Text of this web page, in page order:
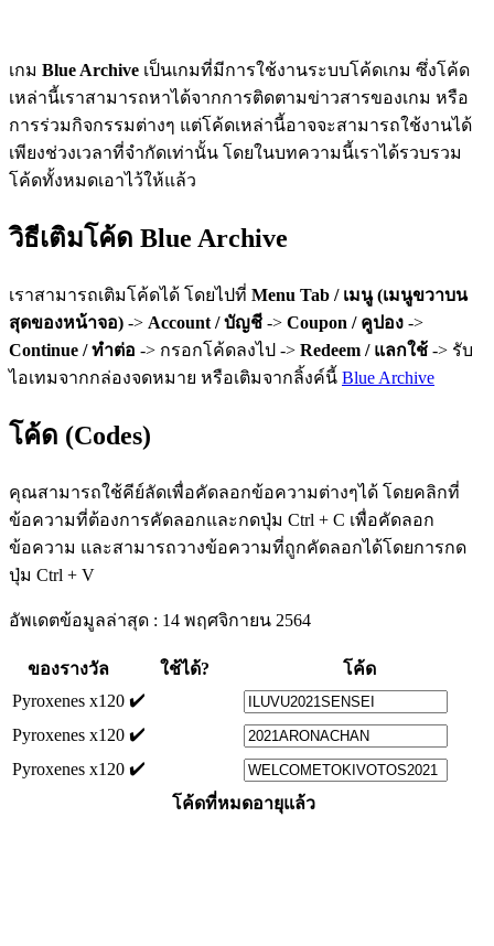
เกม Blue Archive เป็นเกมที่มีการใช้งานระบบโค้ดเกม ซึ่งโค้ด
เหล่านี้เราสามารถหาได้จากการติดตามข่าวสารของเกม หรือ
การร่วมกิจกรรมต่างๆ แต่โค้ดเหล่านี้อาจจะสามารถใช้งานได้
เพียงช่วงเวลาที่จำกัดเท่านั้น โดยในบทความนี้เราได้รวบรวม
โค้ดทั้งหมดเอาไว้ให้แล้ว
วิธีเติมโค้ด Blue Archive
เราสามารถเติมโค้ดได้ โดยไปที่ Menu Tab / เมนู (เมนูขวาบน
สุดของหน้าจอ) -> Account / บัญชี -> Coupon / คูปอง ->
Continue / ทำต่อ -> กรอกโค้ดลงไป -> Redeem / แลกใช้ -> รับ
ไอเทมจากกล่องจดหมาย หรือเติมจากลิ้งค์นี้ Blue Archive
โค้ด (Codes)
คุณสามารถใช้คีย์ลัดเพื่อคัดลอกข้อความต่างๆได้ โดยคลิกที่
ข้อความที่ต้องการคัดลอกและกดปุ่ม Ctrl + C เพื่อคัดลอก
ข้อความ และสามารถวางข้อความที่ถูกคัดลอกได้โดยการกด
ปุ่ม Ctrl + V
อัพเดตข้อมูลล่าสุด : 14 พฤศจิกายน 2564
ของรางวัล ใช้ได้?
โค้ด
Pyroxenes x120 ✔️
Pyroxenes x120 ✔️
Pyroxenes x120 ✔️
โค้ดที่หมดอายุแล้ว